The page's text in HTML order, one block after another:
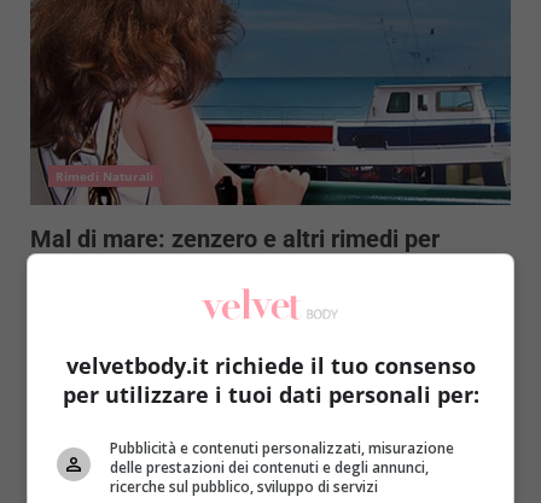
Rimedi Naturali
Mal di mare: zenzero e altri rimedi per
13 Agosto 2014
traghetto può trasformarsi in un...
velvetbody.it richiede il tuo consenso
per utilizzare i tuoi dati personali per:
Pubblicità e contenuti personalizzati, misurazione
delle prestazioni dei contenuti e degli annunci,
ricerche sul pubblico, sviluppo di servizi